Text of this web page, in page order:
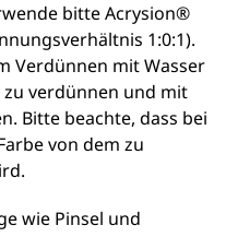
bitte Acrysion®
1:0:1).
Verdünnen mit Wasser
verdünnen und mit
Bitte beachte, dass bei
von dem zu
wie Pinsel und